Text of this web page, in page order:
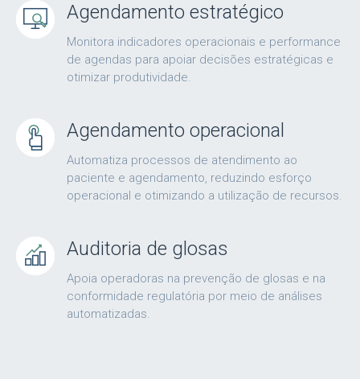
Agendamento estratégico
Monitora indicadores operacionais e performance
de agendas para apoiar decisões estratégicas e
otimizar produtividade.
Agendamento operacional
Automatiza processos de atendimento ao
paciente e agendamento, reduzindo esforço
operacional e otimizando a utilização de recursos.
Auditoria de glosas
Apoia operadoras na prevenção de glosas e na
conformidade regulatória por meio de análises
automatizadas.